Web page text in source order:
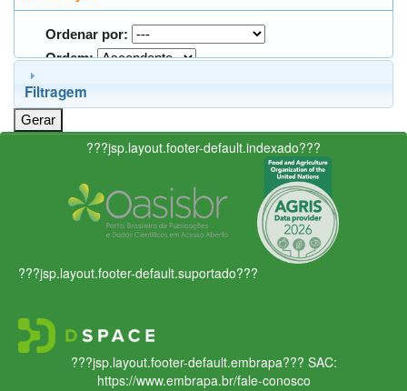
Ordenar por:
Ordem:
Filtragem
???jsp.layout.footer-default.indexado???
???jsp.layout.footer-default.suportado???
???jsp.layout.footer-default.embrapa??? SAC:
https://www.embrapa.br/fale-conosco